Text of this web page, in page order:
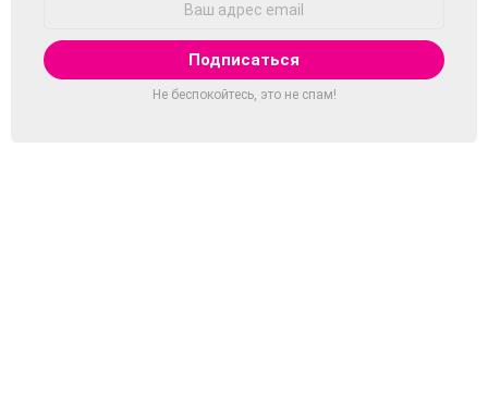
Не беспокойтесь, это не спам!